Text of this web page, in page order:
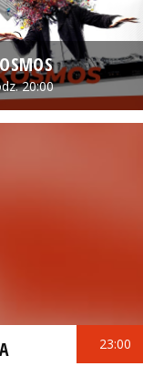
20:00
23:00